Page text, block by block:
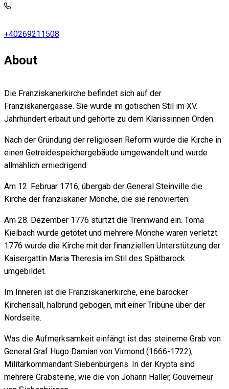
+40269211508
About
Die Franziskanerkirche befindet sich auf der
Franziskanergasse. Sie wurde im gotischen Stil im XV.
Jahrhundert erbaut und gehörte zu dem Klarissinnen Orden.
Nach der Gründung der religiösen Reform wurde die Kirche in
einen Getreidespeichergebäude umgewandelt und wurde
allmählich erniedrigend.
Am 12. Februar 1716, übergab der General Steinville die
Kirche der franziskaner Mönche, die sie renovierten.
Am 28. Dezember 1776 stürtzt die Trennwand ein. Toma
Kielbach wurde getötet und mehrere Mönche waren verletzt.
1776 wurde die Kirche mit der finanziellen Unterstützung der
Kaisergattin Maria Theresia im Stil des Spätbarock
umgebildet.
Im Inneren ist die Franziskanerkirche, eine barocker
Kirchensall, halbrund gebogen, mit einer Tribüne über der
Nordseite.
Was die Aufmerksamkeit einfängt ist das steinerne Grab von
General Graf Hugo Damian von Virmond (1666-1722),
Militärkommandant Siebenbürgens. In der Krypta sind
mehrere Grabsteine, wie die von Johann Haller, Gouverneur